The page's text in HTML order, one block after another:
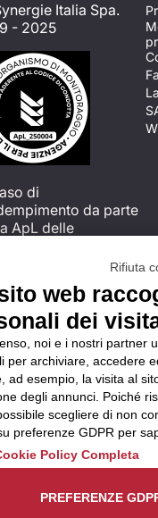
Italia Spa.
- 2025
di
da parte
ApL delle
Codice di Condotta, è
presentare un
di
utilizzando
delle modalità
al seguente
web
odm-
reclami/ .
Rifiuta
web
dei
noi e i nostri partner
per archiviare, accedere
ad esempio, la visita al
degli annunci. Poiché
scegliere di non
preferenze GDPR per
Policy Completa
PREFERENZE